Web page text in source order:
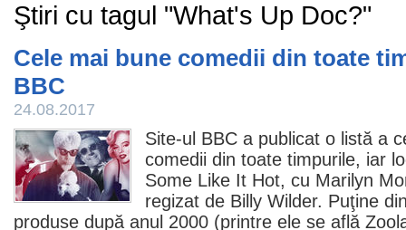
Ştiri cu tagul "What's Up Doc?"
Cele mai bune comedii din toate
BBC
24.08.2017
Site-ul BBC a publicat o listă a
comedii din toate timpurile, iar
Some Like It Hot, cu Marilyn
regizat de Billy Wilder. Puţine
produse după anul 2000 (printre ele se află